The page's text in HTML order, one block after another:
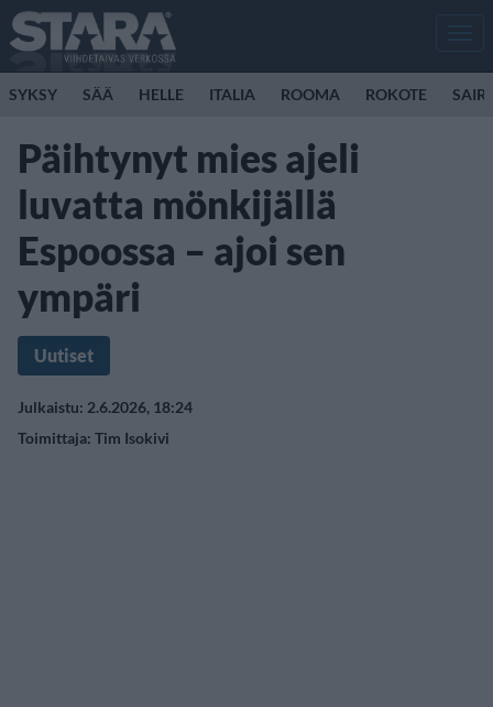
SYKSY SÄÄ HELLE ITALIA ROOMA ROKOTE
Päihtynyt mies ajeli
luvatta mönkijällä
Espoossa – ajoi sen
ympäri
Uutiset
Julkaistu: 2.6.2026, 18:24
Toimittaja: Tim Isokivi